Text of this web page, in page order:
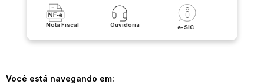
Nota Fiscal Ouvidoria e-SIC
Você está navegando em: